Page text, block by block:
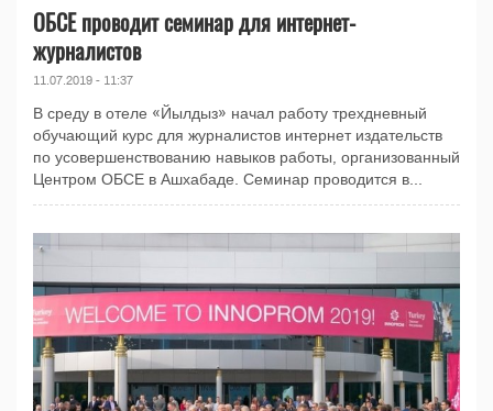
ОБСЕ проводит семинар для интернет-
журналистов
11.07.2019 - 11:37
В среду в отеле «Йылдыз» начал работу трехдневный
обучающий курс для журналистов интернет издательств
по усовершенствованию навыков работы, организованный
Центром ОБСЕ в Ашхабаде. Семинар проводится в...